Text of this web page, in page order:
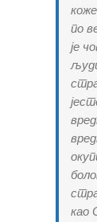
по
је
као